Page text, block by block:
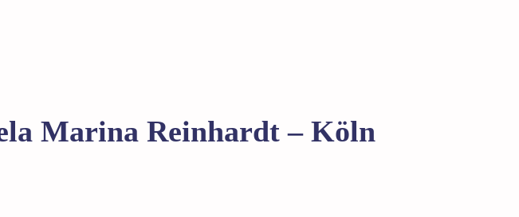
Marina Reinhardt – Köln